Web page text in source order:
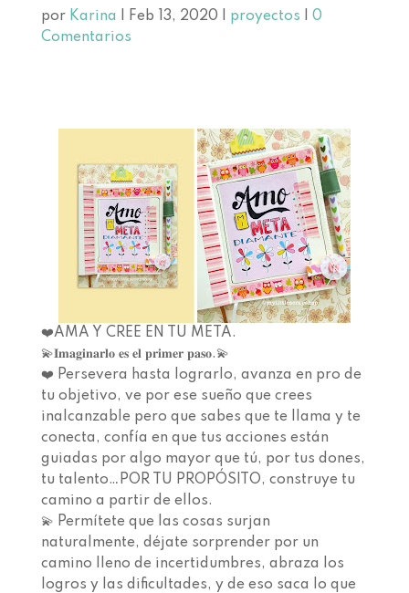
por Karina Feb 13, 2020 proyectos
0
Comentarios
❤️AMA Y CREE EN TU META.⁣⁣ ⁣⁣
💫𝐈𝐦𝐚𝐠𝐢𝐧𝐚𝐫𝐥𝐨 𝐞𝐬 𝐞𝐥 𝐩𝐫𝐢𝐦𝐞𝐫 𝐩𝐚𝐬𝐨.⁣⁣💫 ⁣⁣
❤️ Persevera hasta lograrlo, avanza en pro de
tu objetivo, ve por ese sueño que crees
inalcanzable pero que sabes que te llama y te
conecta, confía en que tus acciones están
guiadas por algo mayor que tú, por tus dones,
tu talento…POR TU PROPÓSITO, construye tu
camino a partir de ellos.⁣⁣ ⁣⁣
💫 Permítete que las cosas surjan
naturalmente, déjate sorprender por un
camino lleno de incertidumbres, abraza los
logros y las dificultades, y de eso saca lo que